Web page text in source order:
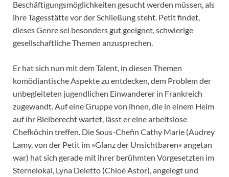
Beschäftigungsmöglichkeiten gesucht werden müssen, als
ihre Tagesstätte vor der Schließung steht. Petit findet,
dieses Genre sei besonders gut geeignet, schwierige
gesellschaftliche Themen anzusprechen.
Er hat sich nun mit dem Talent, in diesen Themen
komödiantische Aspekte zu entdecken, dem Problem der
unbegleiteten jugendlichen Einwanderer in Frankreich
zugewandt. Auf eine Gruppe von ihnen, die in einem Heim
auf ihr Bleiberecht wartet, lässt er eine arbeitslose
Chefköchin treffen. Die Sous-Chefin Cathy Marie (Audrey
Lamy, von der Petit im »Glanz der Unsichtbaren« angetan
war) hat sich gerade mit ihrer berühmten Vorgesetzten im
Sternelokal, Lyna Deletto (Chloé Astor), angelegt und